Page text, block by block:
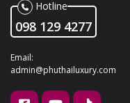
Hotline
098 129 4277
Email:
admin@phuthailuxury.com